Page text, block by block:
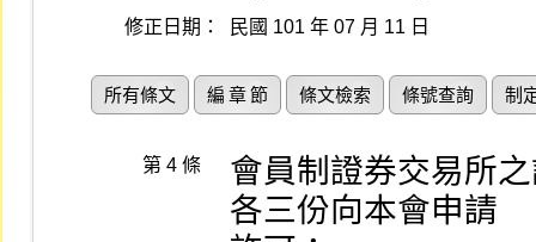
修正日期：
民國 101 年 07 月 11 日
所有條文 編 章 節 條文檢索 條號查詢 制
第 4 條
會員制證券交易所
各三份向本會申請